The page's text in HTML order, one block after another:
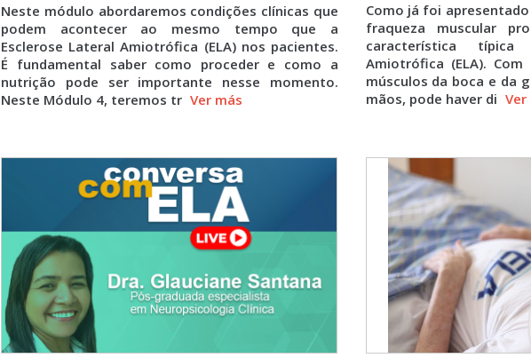
Neste módulo abordaremos condições clínicas que
podem acontecer ao mesmo tempo que a
Esclerose Lateral Amiotrófica (ELA) nos pacientes.
É fundamental saber como proceder e como a
nutrição pode ser importante nesse momento.
Neste Módulo 4, teremos tr Ver más
Como já foi
fraqueza muscular
característica
Amiotrófica (ELA).
músculos da boca e da
mãos, pode haver di Ver